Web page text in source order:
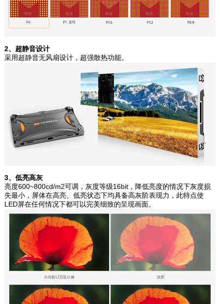
2、超静音设计
采用超静音无风扇设计，超强散热功能。
3、低亮高灰
亮度600~800cd/m2可调，灰度等级16bit，降低亮度的情况下灰度损
失最小，屏体在高亮、低亮状态下均具备高灰阶表现力，此特点使
LED屏在任何情况下都可以完美细致的呈现画面。